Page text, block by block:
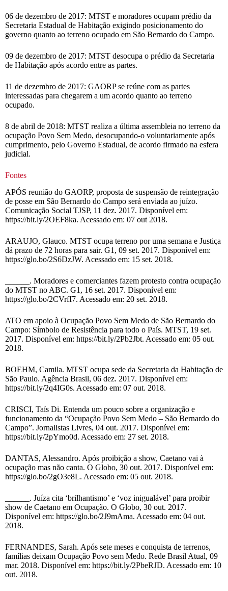
06 de dezembro de 2017: MTST e moradores ocupam prédio da
Secretaria Estadual de Habitação exigindo posicionamento do
governo quanto ao terreno ocupado em São Bernardo do Campo.
09 de dezembro de 2017: MTST desocupa o prédio da Secretaria
de Habitação após acordo entre as partes.
11 de dezembro de 2017: GAORP se reúne com as partes
interessadas para chegarem a um acordo quanto ao terreno
ocupado.
8 de abril de 2018: MTST realiza a última assembleia no terreno da
ocupação Povo Sem Medo, desocupando-o voluntariamente após
cumprimento, pelo Governo Estadual, de acordo firmado na esfera
judicial.
Fontes
APÓS reunião do GAORP, proposta de suspensão de reintegração
de posse em São Bernardo do Campo será enviada ao juízo.
Comunicação Social TJSP, 11 dez. 2017. Disponível em:
https://bit.ly/2OEF8ka. Acessado em: 07 out 2018.
ARAUJO, Glauco. MTST ocupa terreno por uma semana e Justiça
dá prazo de 72 horas para sair. G1, 09 set. 2017. Disponível em:
https://glo.bo/2S6DzJW. Acessado em: 15 set. 2018.
______. Moradores e comerciantes fazem protesto contra ocupação
do MTST no ABC. G1, 16 set. 2017. Disponível em:
https://glo.bo/2CVrfI7. Acessado em: 20 set. 2018.
ATO em apoio à Ocupação Povo Sem Medo de São Bernardo do
Campo: Símbolo de Resistência para todo o País. MTST, 19 set.
2017. Disponível em: https://bit.ly/2Pb2Jbt. Acessado em: 05 out.
2018.
BOEHM, Camila. MTST ocupa sede da Secretaria da Habitação de
São Paulo. Agência Brasil, 06 dez. 2017. Disponível em:
https://bit.ly/2q4IG0s. Acessado em: 07 out. 2018.
CRISCI, Taís Di. Entenda um pouco sobre a organização e
funcionamento da “Ocupação Povo Sem Medo – São Bernardo do
Campo”. Jornalistas Livres, 04 out. 2017. Disponível em:
https://bit.ly/2pYmo0d. Acessado em: 27 set. 2018.
DANTAS, Alessandro. Após proibição a show, Caetano vai à
ocupação mas não canta. O Globo, 30 out. 2017. Disponível em:
https://glo.bo/2gO3e8L. Acessado em: 05 out. 2018.
______. Juíza cita ‘brilhantismo’ e ‘voz inigualável’ para proibir
show de Caetano em Ocupação. O Globo, 30 out. 2017.
Disponível em: https://glo.bo/2J9mAma. Acessado em: 04 out.
2018.
FERNANDES, Sarah. Após sete meses e conquista de terrenos,
famílias deixam Ocupação Povo sem Medo. Rede Brasil Atual, 09
mar. 2018. Disponível em: https://bit.ly/2PbeRJD. Acessado em: 10
out. 2018.